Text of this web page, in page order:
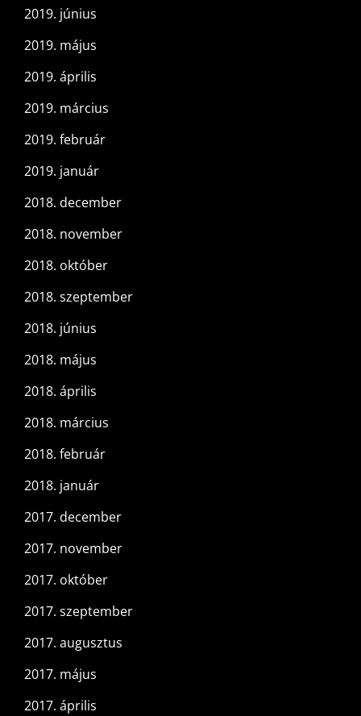
2019. június
2019. május
2019. április
2019. március
2019. február
2019. január
2018. december
2018. november
2018. október
2018. szeptember
2018. június
2018. május
2018. április
2018. március
2018. február
2018. január
2017. december
2017. november
2017. október
2017. szeptember
2017. augusztus
2017. május
2017. április